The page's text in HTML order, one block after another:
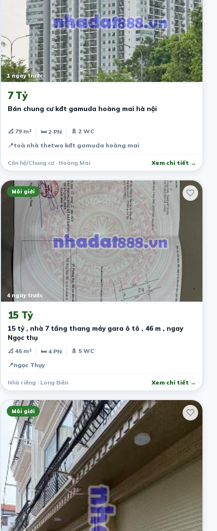
1 ngày trước
7 Tỷ
Bán chung cư kđt gamuda hoàng mai hà nội
📐 79 m² 🛏 2 PN
🚿 2 WC
📍toà nhà thetwo kđt gamuda hoàng mai
Căn hộ/Chung cư · Hoàng Mai Xem chi tiết →
Môi giới
4 ngày trước
15 Tỷ
15 tỷ , nhà 7 tầng thang máy gara ô tô , 46 m , ngay
Ngọc thụ
📐 46 m² 🛏 4 PN
🚿 5 WC
📍ngọc Thụy
Nhà riêng · Long Biên Xem chi tiết →
Môi giới